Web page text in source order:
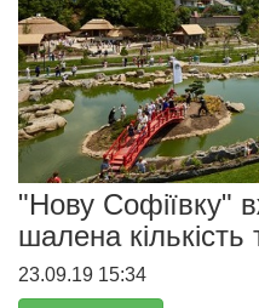
"Нову Софіївку"
шалена кількість
23.09.19 15:34